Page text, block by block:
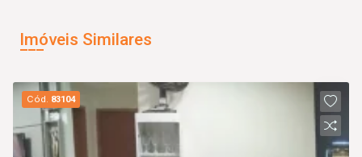
Imóveis Similares
Cód. 83104